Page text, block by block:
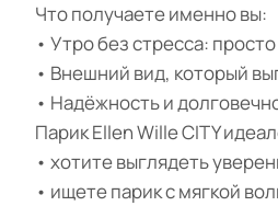
Что получаете именно вы:
• Утро без стресса:
• Внешний вид, который
• Надёжность и
Парик Ellen Wille CITY
• хотите выглядеть
• ищете парик с мягкой